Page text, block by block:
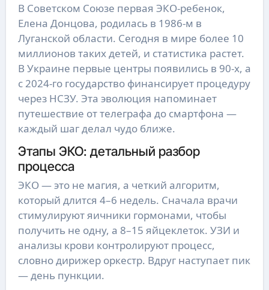
В Советском Союзе первая ЭКО-ребенок,
Елена Донцова, родилась в 1986-м в
Луганской области. Сегодня в мире более 10
миллионов таких детей, и статистика растет.
В Украине первые центры появились в 90-х, а
с 2024-го государство финансирует процедуру
через НСЗУ. Эта эволюция напоминает
путешествие от телеграфа до смартфона —
каждый шаг делал чудо ближе.
Этапы ЭКО: детальный разбор
процесса
ЭКО — это не магия, а четкий алгоритм,
который длится 4–6 недель. Сначала врачи
стимулируют яичники гормонами, чтобы
получить не одну, а 8–15 яйцеклеток. УЗИ и
анализы крови контролируют процесс,
словно дирижер оркестр. Вдруг наступает пик
— день пункции.